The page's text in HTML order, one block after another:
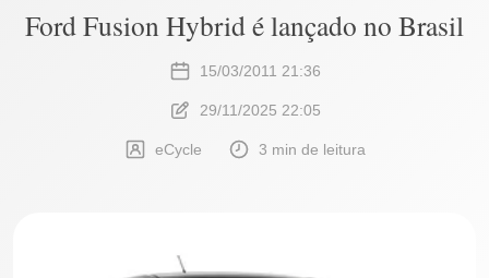
Ford Fusion Hybrid é lançado no Brasil
15/03/2011 21:36
29/11/2025 22:05
eCycle 3 min de leitura